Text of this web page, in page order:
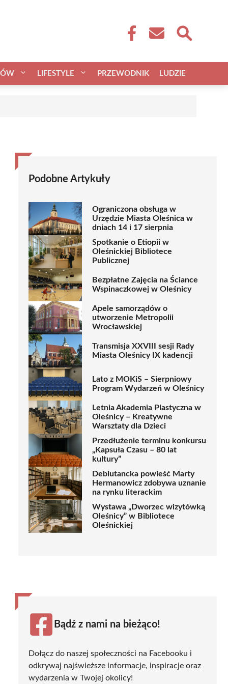
LIFESTYLE PRZEWODNIK LUDZIE
Podobne Artykuły
Ograniczona obsługa w
Urzędzie Miasta Oleśnica w
dniach 14 i 17 sierpnia
Spotkanie o Etiopii w
Oleśnickiej Bibliotece
Publicznej
Bezpłatne Zajęcia na Ściance
Wspinaczkowej w Oleśnicy
Apele samorządów o
utworzenie Metropolii
Wrocławskiej
Transmisja XXVIII sesji Rady
Miasta Oleśnicy IX kadencji
Lato z MOKiS – Sierpniowy
Program Wydarzeń w Oleśnicy
Letnia Akademia Plastyczna w
Oleśnicy – Kreatywne
Warsztaty dla Dzieci
Przedłużenie terminu konkursu
„Kapsuła Czasu – 80 lat
kultury”
Debiutancka powieść Marty
Hermanowicz zdobywa uznanie
na rynku literackim
Wystawa „Dworzec wizytówką
Oleśnicy” w Bibliotece
Oleśnickiej
Bądź z nami na bieżąco!
Dołącz do naszej społeczności na Facebooku i
odkrywaj najświeższe informacje, inspiracje oraz
wydarzenia w Twojej okolicy!